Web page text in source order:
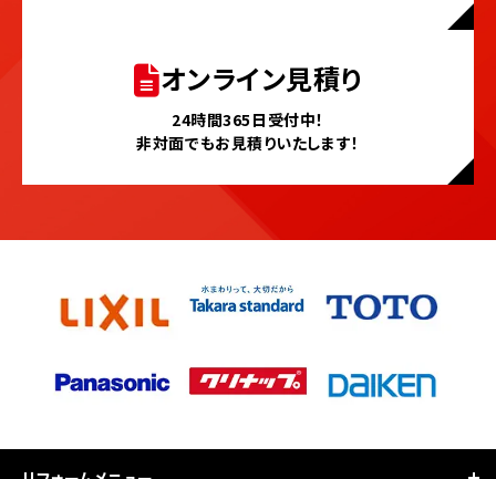
オンライン見積り
24時間365日受付中！
非対面でもお見積りいたします！